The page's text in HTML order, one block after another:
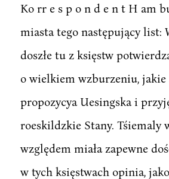
Ko rr e s p o n d e n t H am
miasta tego następujący list:
doszłe tu z księstw
o wielkiem wzburzeniu, jakie
propozycya Uesingska i
roeskildzkie Stany. Tśiemaly
względem miała zapewne
w tych księstwach opinia,